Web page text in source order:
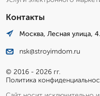
Контакты
Москва, Лесная улица,
nsk@stroyimdom.ru
© 2016 - 2026 гг.
Политика